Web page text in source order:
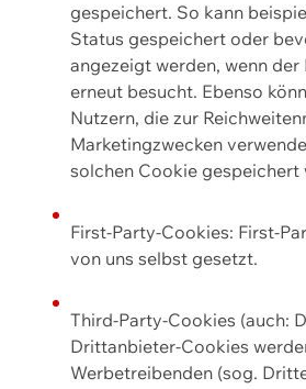
gespeichert. So kann
Status gespeichert oder
angezeigt werden, wenn
erneut besucht. Ebenso
Nutzern, die zur
Marketingzwecken
solchen Cookie gespeichert
First-Party-Cookies: First-
von uns selbst gesetzt.
Third-Party-Cookies (auch:
Drittanbieter-Cookies
Werbetreibenden (sog.